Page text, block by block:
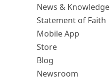
News & Knowledge
Statement of Faith
Mobile App
Store
Blog
Newsroom